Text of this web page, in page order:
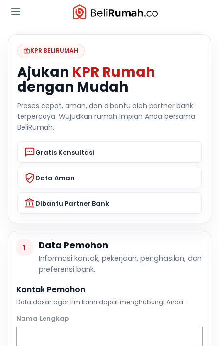
KPR BELIRUMAH
Ajukan KPR Rumah
dengan Mudah
Proses cepat, aman, dan dibantu oleh partner bank
terpercaya. Wujudkan rumah impian Anda bersama
BeliRumah.
Gratis Konsultasi
Data Aman
Dibantu Partner Bank
1 Data Pemohon
Informasi kontak, pekerjaan, penghasilan, dan
preferensi bank.
Kontak Pemohon
Data dasar agar tim kami dapat menghubungi Anda.
Nama Lengkap